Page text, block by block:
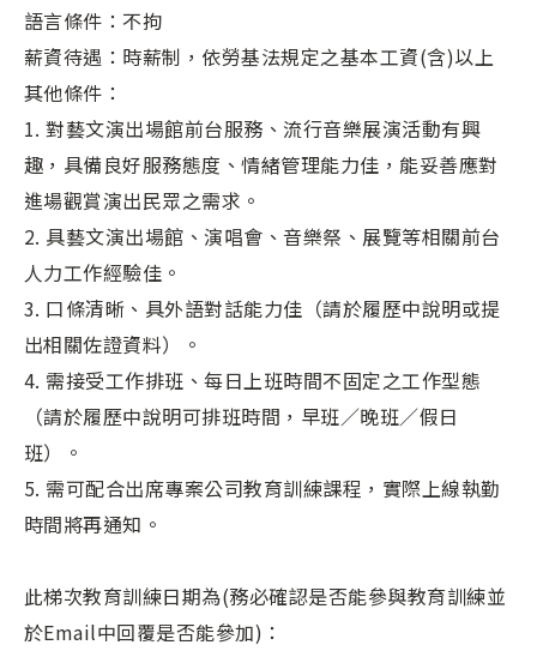
語言條件：不拘
薪資待遇：時薪制，依勞基法規定之基本工資(含)以上
其他條件：
1. 對藝文演出場館前台服務、流行音樂展演活動有興
趣，具備良好服務態度、情緒管理能力佳，能妥善應對
進場觀賞演出民眾之需求。
2. 具藝文演出場館、演唱會、音樂祭、展覽等相關前台
人力工作經驗佳。
3. 口條清晰、具外語對話能力佳（請於履歷中說明或提
出相關佐證資料）。
4. 需接受工作排班、每日上班時間不固定之工作型態
（請於履歷中說明可排班時間，早班／晚班／假日
班）。
5. 需可配合出席專案公司教育訓練課程，實際上線執勤
時間將再通知。
此梯次教育訓練日期為(務必確認是否能參與教育訓練並
於Email中回覆是否能參加)：